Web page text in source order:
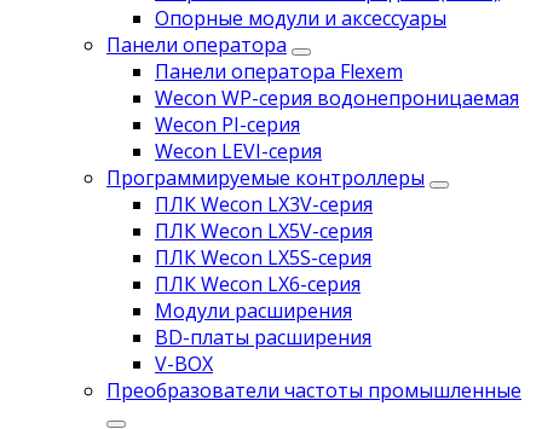
Опорные модули и аксессуары
Панели оператора
Панели оператора Flexem
Wecon WP-серия водонепроницаемая
Wecon PI-серия
Wecon LEVI-серия
Программируемые контроллеры
ПЛК Wecon LX3V-серия
ПЛК Wecon LX5V-серия
ПЛК Wecon LX5S-серия
ПЛК Wecon LX6-серия
Модули расширения
BD-платы расширения
V-BOX
Преобразователи частоты промышленные